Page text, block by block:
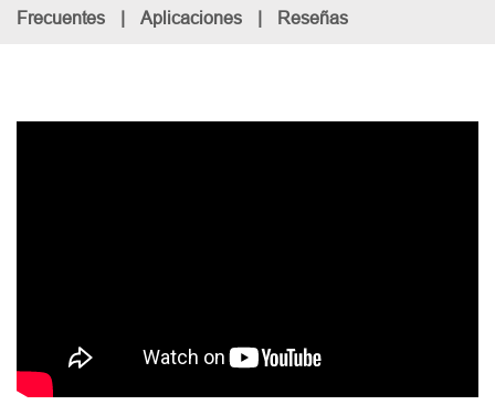
Frecuentes | Aplicaciones | Reseñas